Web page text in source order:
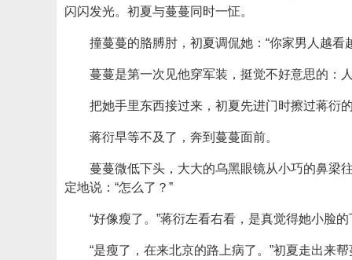
闪闪发光。初夏与蔓蔓同时一怔。
撞蔓蔓的胳膊肘，初夏调侃她：“你家男人越看
蔓蔓是第一次见他穿军装，挺觉不好意思的：
把她手里东西接过来，初夏先进门时擦过蒋衍
蒋衍早等不及了，奔到蔓蔓面前。
蔓蔓微低下头，大大的乌黑眼镜从小巧的鼻梁
定地说：“怎么了？”
“好像瘦了。”蒋衍左看右看，是真觉得她小脸
“是瘦了，在来北京的路上病了。”初夏走出来